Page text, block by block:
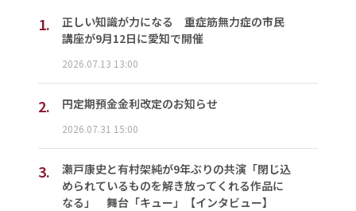
1.
正しい知識が力になる 重症筋無力症の市民
講座が9月12日に愛知で開催
2026.07.13 13:00
2. 円定期預金金利改定のお知らせ
2026.07.31 15:00
3.
瀬戸康史と有村架純が9年ぶりの共演「閉じ込
められているものを解き放ってくれる作品に
なる」 舞台「キュー」【インタビュー】